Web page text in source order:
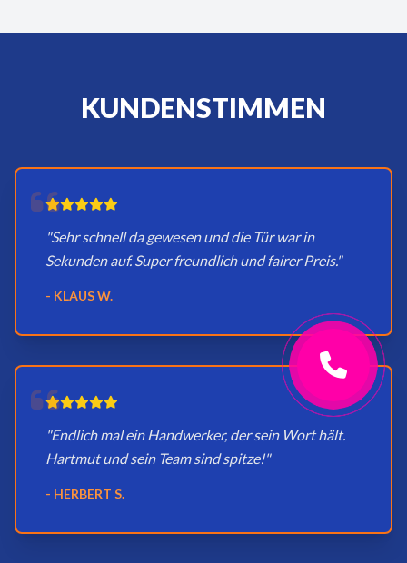
KUNDENSTIMMEN
"Sehr schnell da gewesen und die Tür war in
Sekunden auf. Super freundlich und fairer Preis."
- KLAUS W.
"Endlich mal ein Handwerker, der sein Wort hält.
Hartmut und sein Team sind spitze!"
- HERBERT S.